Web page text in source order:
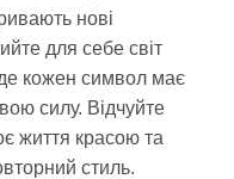
нові
для себе світ
кожен символ має
силу. Відчуйте
життя красою та
стиль.